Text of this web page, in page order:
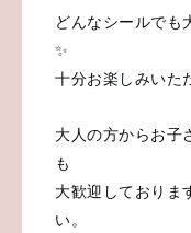
どんなシールでも
✨
十分お楽しみいた
大人の方からお子
も
大歓迎しておりま
い。